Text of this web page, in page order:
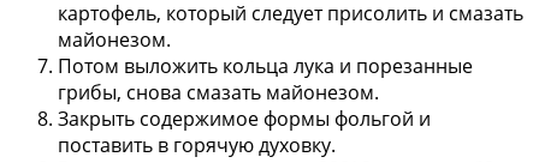
картофель, который следует присолить и смазать
майонезом.
Потом выложить кольца лука и порезанные
грибы, снова смазать майонезом.
Закрыть содержимое формы фольгой и
поставить в горячую духовку.